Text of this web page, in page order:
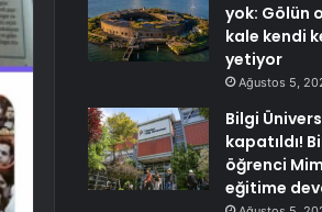
yok: Gölün
kale kendi
yetiyor
Ağustos 5,
Bilgi
kapatıldı!
öğrenci
eğitime